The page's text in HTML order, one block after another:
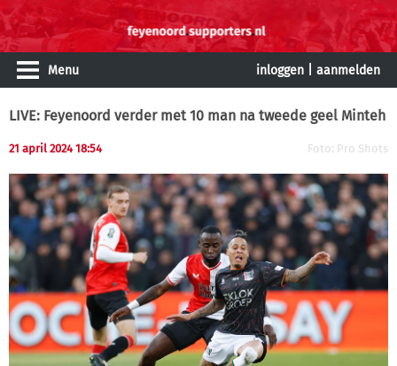
Menu inloggen aanmelden
LIVE: Feyenoord verder met 10 man na tweede geel Minteh
21 april 2024 18:54 Foto: Pro Shots